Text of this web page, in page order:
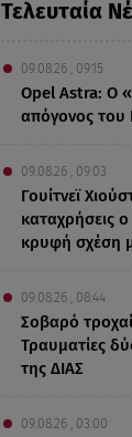
Τελευταία
09.08.26 , 09:15
Opel Astra: Ο
απόγονος του
09.08.26 , 09:03
Γουίτνεϊ
καταχρήσεις
κρυφή σχέση
09.08.26 , 08:44
Σοβαρό
Τραυματίες
της ΔΙΑΣ
09.08.26 , 03:00